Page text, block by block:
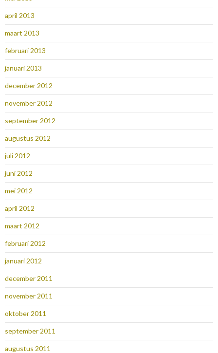
april 2013
maart 2013
februari 2013
januari 2013
december 2012
november 2012
september 2012
augustus 2012
juli 2012
juni 2012
mei 2012
april 2012
maart 2012
februari 2012
januari 2012
december 2011
november 2011
oktober 2011
september 2011
augustus 2011